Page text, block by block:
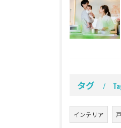
タグ
インテリア